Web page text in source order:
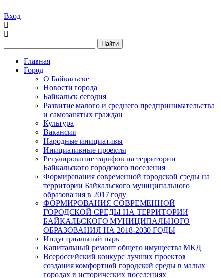
Вход
Найти
Главная
Город
О Байкальске
Новости города
Байкальск сегодня
Развитие малого и среднего предпринимательства
и самозанятых граждан
Культура
Вакансии
Народные инициативы
Инициативные проекты
Регулирование тарифов на территории
Байкальского городского поселения
Формирования современной городской среды на
территории Байкальского муниципального
образования в 2017 году
ФОРМИРОВАНИЯ СОВРЕМЕННОЙ
ГОРОДСКОЙ СРЕДЫ НА ТЕРРИТОРИИ
БАЙКАЛЬСКОГО МУНИЦИПАЛЬНОГО
ОБРАЗОВАНИЯ НА 2018-2030 ГОДЫ
Индустриальный парк
Капитальный ремонт общего имущества МКД
Всероссийский конкурс лучших проектов
создания комфортной городской среды в малых
городах и исторических поселениях